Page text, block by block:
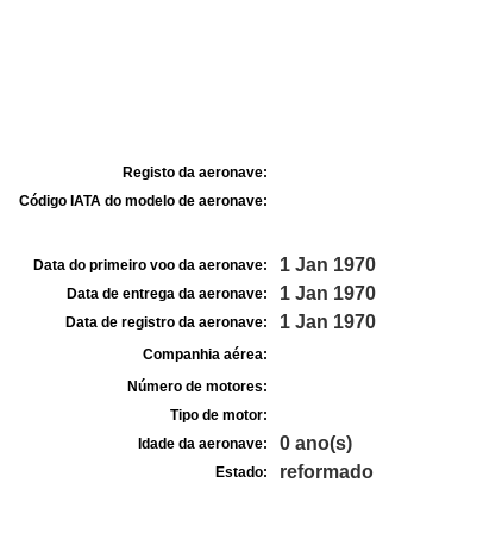
Registo da aeronave:
Código IATA do modelo de aeronave:
Data do primeiro voo da aeronave: 1 Jan 1970
Data de entrega da aeronave: 1 Jan 1970
Data de registro da aeronave: 1 Jan 1970
Companhia aérea:
Número de motores:
Tipo de motor:
Idade da aeronave:
0 ano(s)
Estado: reformado